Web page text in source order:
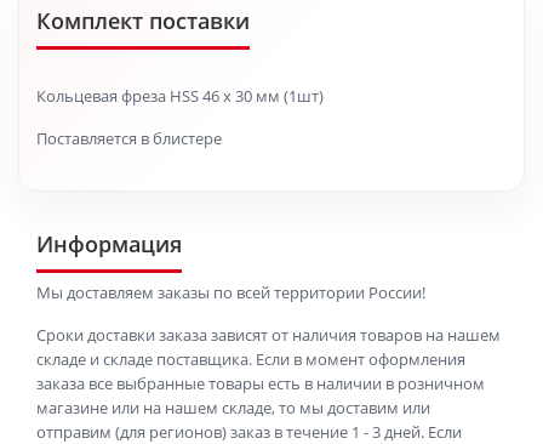
Комплект поставки
Кольцевая фреза HSS 46 x 30 мм (1шт)
Поставляется в блистере
Информация
Мы доставляем заказы по всей территории России!
Сроки доставки заказа зависят от наличия товаров на нашем
складе и складе поставщика. Если в момент оформления
заказа все выбранные товары есть в наличии в розничном
магазине или на нашем складе, то мы доставим или
отправим (для регионов) заказ в течение 1 - 3 дней. Если